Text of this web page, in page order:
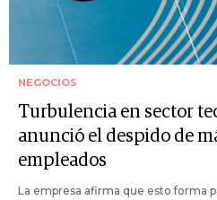
NEGOCIOS
Turbulencia en sector
anunció el despido de
empleados
La empresa afirma que esto forma